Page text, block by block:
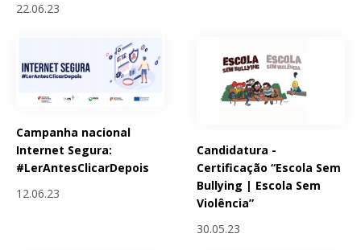
22.06.23
Campanha nacional
Internet Segura:
#LerAntesClicarDepois
12.06.23
Candidatura -
Certificação “Escola Sem
Bullying | Escola Sem
Violência”
30.05.23